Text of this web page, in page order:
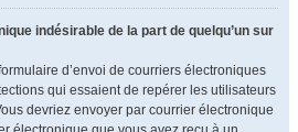
indésirable de la part de quelqu’un sur
d’envoi de courriers électroniques
qui essaient de repérer les utilisateurs
devriez envoyer par courrier électronique